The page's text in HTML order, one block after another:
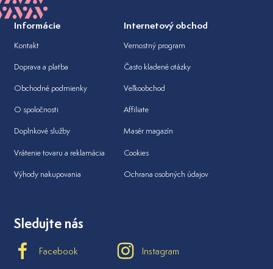
Informácie
Kontakt
Doprava a platba
Obchodné podmienky
O spoločnosti
Doplnkové služby
Vrátenie tovaru a reklamácia
Výhody nakupovania
Internetový obchod
Vernostný program
Často kladené otázky
Veľkoobchod
Affiliate
Masér magazín
Cookies
Ochrana osobných údajov
Sledujte nás
Facebook Instagram